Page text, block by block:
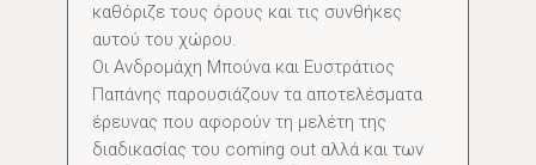
καθόριζε τους όρους και τις συνθήκες
αυτού του χώρου.
Οι Ανδρομάχη Μπούνα και Ευστράτιος
Παπάνης παρουσιάζουν τα αποτελέσματα
έρευνας που αφορούν τη μελέτη της
διαδικασίας του coming out αλλά και των